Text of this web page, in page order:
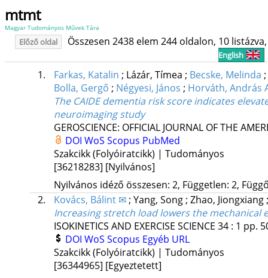
mtmt
Magyar Tudományos Művek Tára
Előző oldal Összesen 2438 elem 244 oldalon, 10
English
1. Farkas, Katalin ; Lázár, Tímea ; Becske, Melinda ;
Bolla, Gergő ; Négyesi, János ; Horváth, András
The CAIDE dementia risk score indicates
neuroimaging study
GEROSCIENCE: OFFICIAL JOURNAL OF THE
DOI WoS Scopus PubMed
Szakcikk (Folyóiratcikk) | Tudományos
[36218283] [Nyilvános]
Nyilvános idéző összesen: 2, Független: 2,
2.
Kovács, Bálint ✉; Yang, Song; Zhao, Jiongxiang
Increasing stretch load lowers the
ISOKINETICS AND EXERCISE SCIENCE 34: 1 pp.
DOI WoS Scopus Egyéb URL
Szakcikk (Folyóiratcikk) | Tudományos
[36344965] [Egyeztetett]